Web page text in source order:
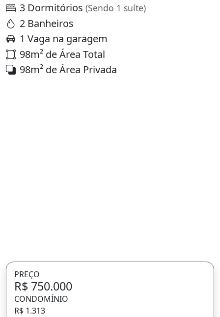
3 Dormitórios (Sendo 1 suíte)
2 Banheiros
1 Vaga na garagem
98m² de Área Total
98m² de Área Privada
PREÇO
R$ 750.000
CONDOMÍNIO
R$ 1.313